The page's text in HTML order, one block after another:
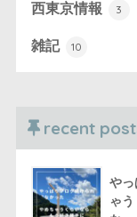
西東京情報 3
雑記 10
recent
やっ
ゃ